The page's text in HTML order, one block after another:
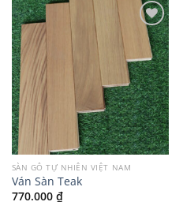
Add to
wishlist
SÀN GỖ TỰ NHIÊN VIỆT NAM
Ván Sàn Teak
770.000 ₫